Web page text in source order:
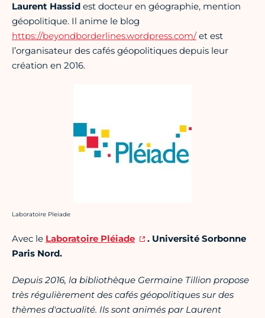
Laurent Hassid est docteur en géographie, mention
géopolitique. Il anime le blog
https://beyondborderlines.wordpress.com/et est
l’organisateur des cafés géopolitiques depuis leur
création en 2016.
Crédit photo :
Laboratoire Pleiade
Avec le Laboratoire Pléiade
. Université Sorbonne
Paris Nord.
Depuis 2016, la bibliothèque Germaine Tillion propose
très régulièrement des cafés géopolitiques sur des
thèmes d'actualité. Ils sont animés par Laurent